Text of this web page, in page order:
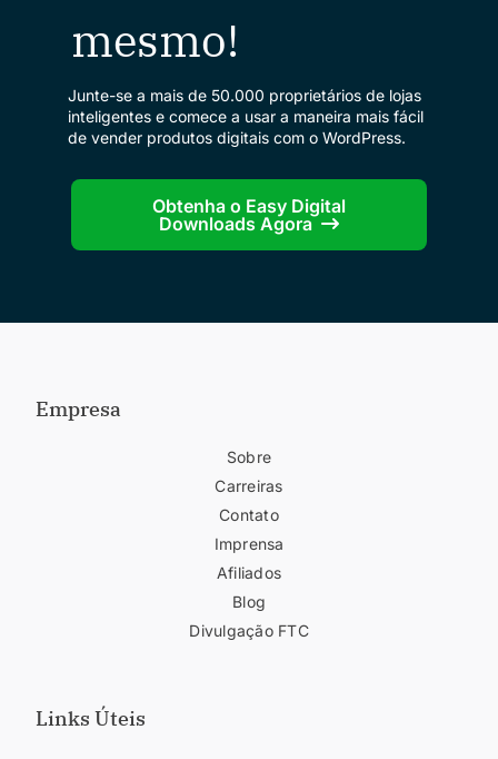
mesmo!
Junte-se a mais de 50.000 proprietários de lojas
inteligentes e comece a usar a maneira mais fácil
de vender produtos digitais com o WordPress.
Obtenha o Easy Digital
Downloads Agora
Empresa
Sobre
Carreiras
Contato
Imprensa
Afiliados
Blog
Divulgação FTC
Links Úteis